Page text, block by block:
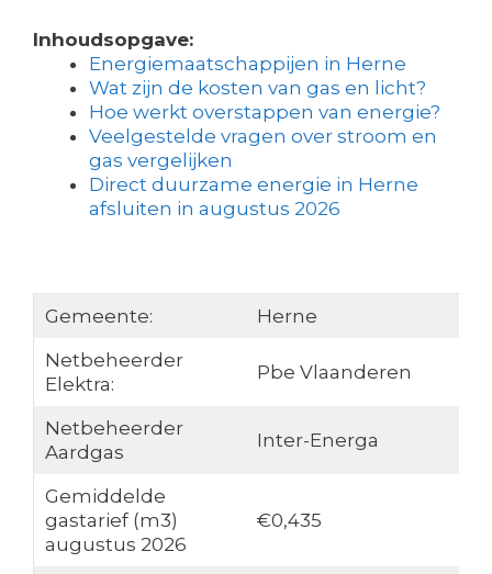
Inhoudsopgave:
Energiemaatschappijen in Herne
Wat zijn de kosten van gas en licht?
Hoe werkt overstappen van energie?
Veelgestelde vragen over stroom en
gas vergelijken
Direct duurzame energie in Herne
afsluiten in augustus 2026
Gemeente:
Herne
Netbeheerder
Elektra:
Pbe Vlaanderen
Netbeheerder
Aardgas
Inter-Energa
Gemiddelde
gastarief (m3)
augustus 2026
€0,435